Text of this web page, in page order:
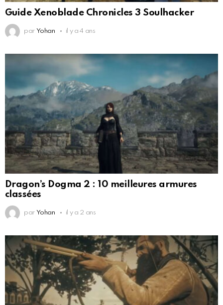
Guide Xenoblade Chronicles 3 Soulhacker
par Yohan il y a 4 ans
Dragon’s Dogma 2 : 10 meilleures armures
classées
par Yohan il y a 2 ans